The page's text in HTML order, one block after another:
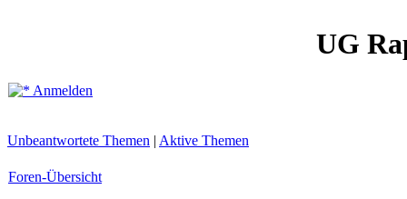
UG
Anmelden
Unbeantwortete Themen | Aktive Themen
Foren-Übersicht